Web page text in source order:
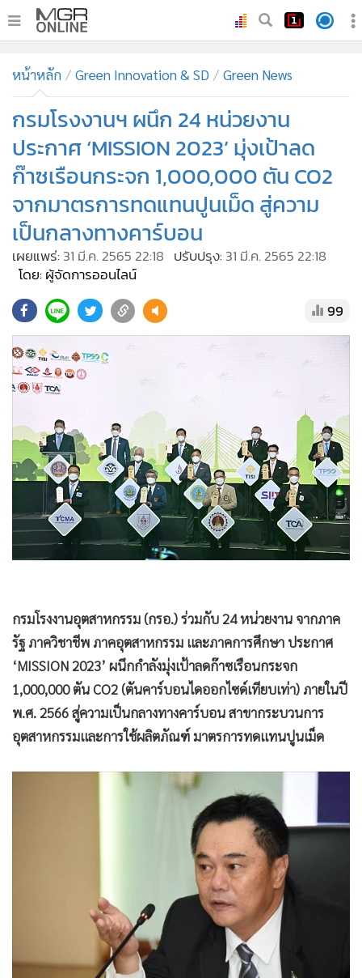
ทันเหตุการณ์
• ภาคใต้
ภูมิภาค
• Online Section
• บันเทิง
• ผู้จัดการรายวัน
• คอลัมนิสต์
• ละคร
CbizReview
• Cyber BIZ
• ผู้จัดกวน
• Good health & Well-being
• Green Innovation & SD
• MGR Live
• Infographic
การเมือง
• ท่องเที่ยว
• ต่างประเทศ
• เศรษฐกิจ-ธุรกิจ
• จีน
• ชุมชน-คุณภาพชีวิต
• อาชญากรรม
• Motoring
• เกม
• News1
หน้าหลัก Green Innovation & SD Green News
กรมโรงงานฯ ผนึก 24 หน่วยงาน
ประกาศ ‘MISSION 2023’ มุ่งเป้าลด
ก๊าซเรือนกระจก 1,000,000 ตัน CO2
จากมาตรการทดแทนปูนเม็ด สู่ความ
เป็นกลางทางคาร์บอน
เผยแพร่: 31 มี.ค. 2565 22:18 ปรับปรุง: 31 มี.ค. 2565 22:18
โดย: ผู้จัดการออนไลน์
99
กรมโรงงานอุตสาหกรรม (กรอ.) ร่วมกับ 24 หน่วยงาน จากภาค
รัฐ ภาควิชาชีพ ภาคอุตสาหกรรม และภาคการศึกษา ประกาศ
‘MISSION 2023’ ผนึกกำลังมุ่งเป้าลดก๊าซเรือนกระจก
1,000,000 ตัน CO2 (ตันคาร์บอนไดออกไซด์เทียบเท่า) ภายในปี
พ.ศ. 2566 สู่ความเป็นกลางทางคาร์บอน สาขากระบวนการ
อุตสาหกรรมและการใช้ผลิตภัณฑ์ มาตรการทดแทนปูนเม็ด